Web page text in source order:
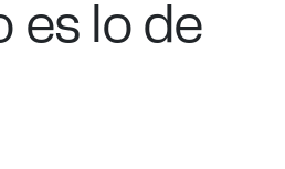
es lo de